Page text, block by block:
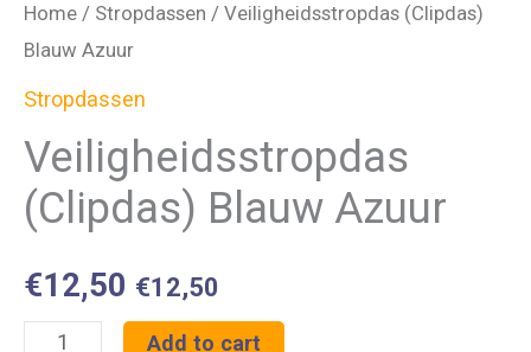
Home / Stropdassen / Veiligheidsstropdas (Clipdas)
Blauw Azuur
Stropdassen
Veiligheidsstropdas
(Clipdas) Blauw Azuur
€12,50 €12,50
Veiligheidsstropdas
Add to cart